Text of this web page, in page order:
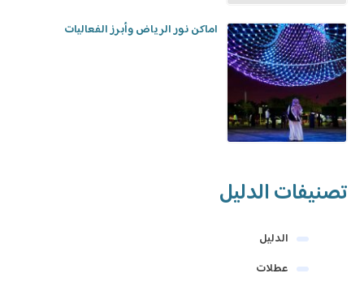
اماكن نور الرياض وأبرز الفعاليات
تصنيفات الدليل
الدليل
عطلات